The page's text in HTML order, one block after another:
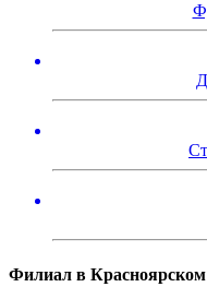
Филиал в Красноярском